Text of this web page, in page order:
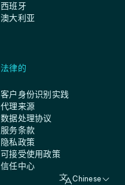
西班牙
澳大利亚
法律的
客户身份识别实践
代理来源
数据处理协议
服务条款
隐私政策
可接受使用政策
信任中心
Chinese